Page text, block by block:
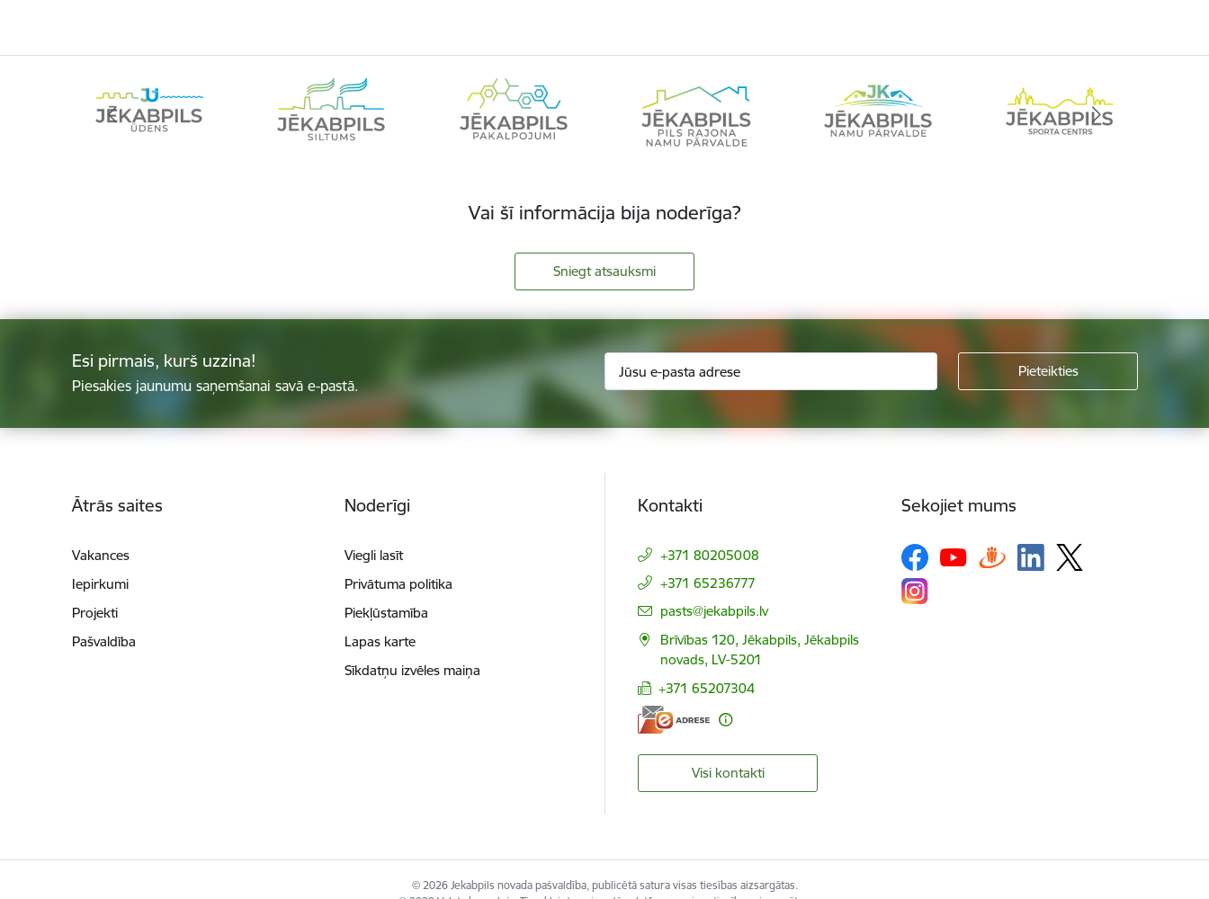
Vai šī informācija bija noderīga?
Sniegt atsauksmi
Esi pirmais, kurš uzzina!
Piesakies jaunumu saņemšanai savā e-pastā.
Ātrās saites
Vakances
Iepirkumi
Projekti
Pašvaldība
Noderīgi
Viegli lasīt
Privātuma politika
Piekļūstamība
Lapas karte
Sīkdatņu izvēles maiņa
Kontakti
+371 80205008
+371 65236777
E-pasts:
pasts@jekabpils.lv
Brīvības 120, Jēkabpils, Jēkabpils
novads, LV-5201
+371 65207304
Visi kontakti
Sekojiet mums
© 2026 Jekabpils novada pašvaldība, publicētā satura visas tiesības aizsargātas.